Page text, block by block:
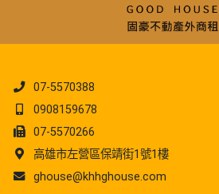
07-5570388
0908159678
07-5570266
高雄市左營區保靖街1號1樓
ghouse@khhghouse.com